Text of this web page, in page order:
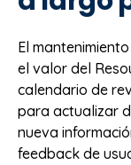
El
el valor del
calendario de
para actualizar
nueva
feedback de